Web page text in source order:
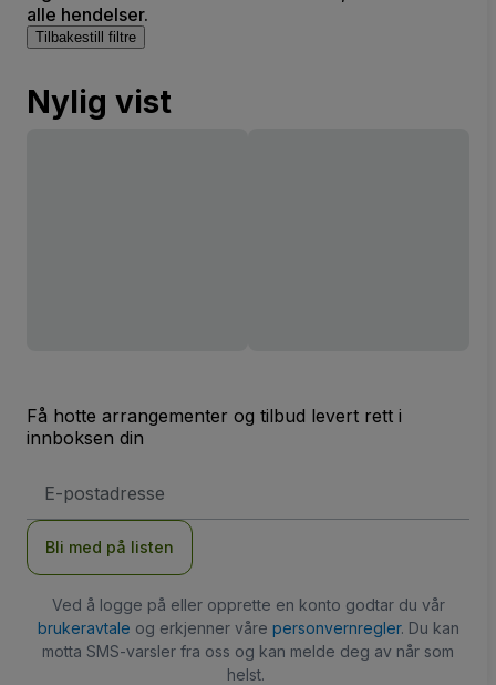
alle hendelser.
Tilbakestill filtre
Nylig vist
Få hotte arrangementer og tilbud levert rett i
innboksen din
postadresse
Bli med på listen
Ved å logge på eller opprette en konto godtar du vår
brukeravtale og erkjenner våre personvernregler. Du kan
motta SMS-varsler fra oss og kan melde deg av når som
helst.